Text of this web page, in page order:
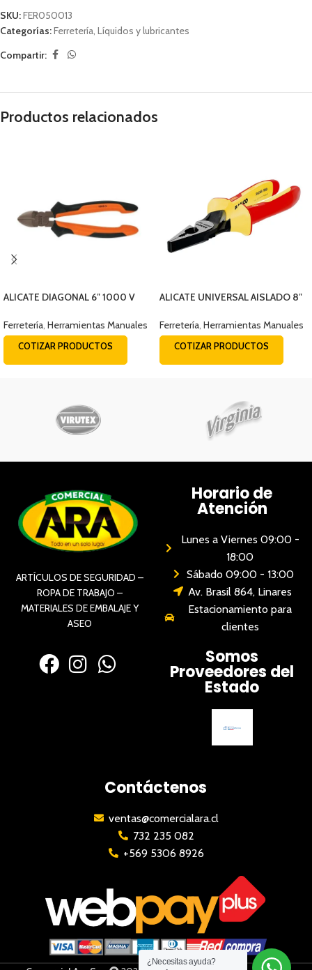
SKU:FER050013
Categorías:Ferretería, Líquidos y lubricantes
Compartir:
Productos relacionados
ALICATE DIAGONAL 6″ 1000 V
Ferretería Herramientas Manuales
COTIZAR PRODUCTOS
ALICATE UNIVERSAL AISLADO 8″
Ferretería Herramientas Manuales
COTIZAR PRODUCTOS
ARTÍCULOS DE SEGURIDAD –
ROPA DE TRABAJO –
MATERIALES DE EMBALAJE Y
ASEO
Horario de
Atención
Lunes a Viernes 09:00 -
18:00
Sábado 09:00 - 13:00
Av. Brasil 864, Linares
Estacionamiento para
clientes
Somos
Proveedores del
Estado
Contáctenos
ventas@comercialara.cl
732 235 082
+569 5306 8926
¿Necesitas ayuda?